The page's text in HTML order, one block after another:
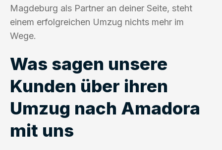
Magdeburg als Partner an deiner Seite, steht
einem erfolgreichen Umzug nichts mehr im
Wege.
Was sagen unsere
Kunden über ihren
Umzug nach Amadora
mit uns